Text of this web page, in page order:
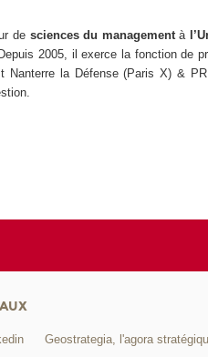
de sciences du managementà
2005, il exerce la fonction de
la Défense (Paris X) &
Geostrategia, l'agora